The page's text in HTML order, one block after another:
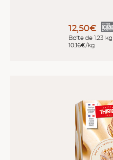
12,50€
Boîte de 1.23 kg
10,16€/kg